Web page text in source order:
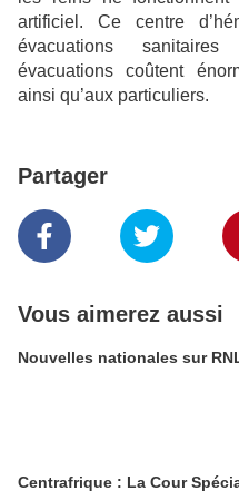
artificiel. Ce centre
évacuations
évacuations coûtent
ainsi qu’aux particuliers.
Partager
Vous aimerez aussi
Nouvelles nationales sur
Centrafrique : La Cour